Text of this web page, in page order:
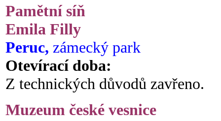
Pamětní síň
Emila Filly
Peruc, zámecký park
Otevírací doba:
Z technických důvodů zavřeno.
Muzeum české vesnice